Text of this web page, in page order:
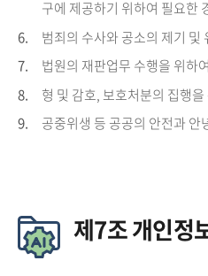
구에 제공하기 위하여 필요한
6.
범죄의 수사와 공소의 제기 및
7.
법원의 재판업무 수행을 위하
8.
형 및 감호, 보호처분의 집행
9.
공중위생 등 공공의 안전과
제7조 개인정